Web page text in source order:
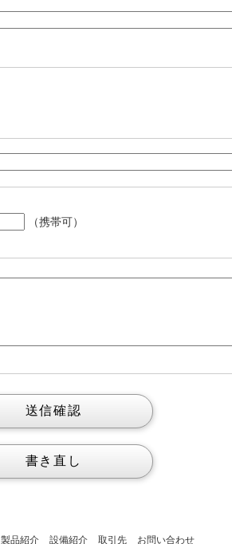
（携帯可）
製品紹介 設備紹介 取引先 お問い合わせ